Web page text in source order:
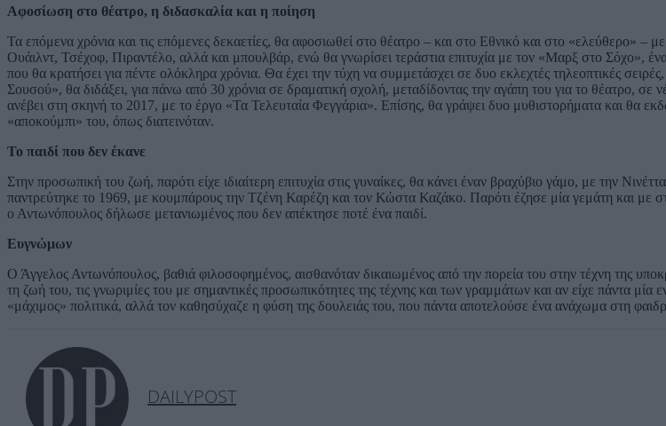
Αφοσίωση στο θέατρο, η διδασκαλία και η ποίηση
Τα επόμενα χρόνια και τις επόμενες δεκαετίες, θα αφοσιωθεί στο θέατρο – και στο Εθνικό και στο «ελεύθερο» –
Ουάιλντ, Τσέχοφ, Πιραντέλο, αλλά και μπουλβάρ, ενώ θα γνωρίσει τεράστια επιτυχία με τον «Μαρξ στο Σόχο»,
που θα κρατήσει για πέντε ολόκληρα χρόνια. Θα έχει την τύχη να συμμετάσχει σε δυο εκλεχτές τηλεοπτικές
Σουσού», θα διδάξει, για πάνω από 30 χρόνια σε δραματική σχολή, μεταδίδοντας την αγάπη του για το θέατρο, σε
ανέβει στη σκηνή το 2017, με το έργο «Τα Τελευταία Φεγγάρια». Επίσης, θα γράψει δυο μυθιστορήματα και θα
«αποκούμπι» του, όπως διατεινόταν.
Το παιδί που δεν έκανε
Στην προσωπική του ζωή, παρότι είχε ιδιαίτερη επιτυχία στις γυναίκες, θα κάνει έναν βραχύβιο γάμο, με την
παντρεύτηκε το 1969, με κουμπάρους την Τζένη Καρέζη και τον Κώστα Καζάκο. Παρότι έζησε μία γεμάτη και με
ο Αντωνόπουλος δήλωσε μετανιωμένος που δεν απέκτησε ποτέ ένα παιδί.
Ευγνώμων
Ο Άγγελος Αντωνόπουλος, βαθιά φιλοσοφημένος, αισθανόταν δικαιωμένος από την πορεία του στην τέχνη της
τη ζωή του, τις γνωριμίες του με σημαντικές προσωπικότητες της τέχνης και των γραμμάτων και αν είχε πάντα μία
«μάχιμος» πολιτικά, αλλά τον καθησύχαζε η φύση της δουλειάς του, που πάντα αποτελούσε ένα ανάχωμα στη
DAILYPOST